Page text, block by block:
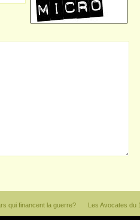
qui financent la guerre? Les Avocates du